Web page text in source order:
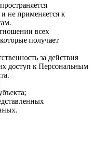
не применяется к
всех
получает
за действия
доступ к Персональным